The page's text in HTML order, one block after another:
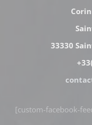
33330
[custom-facebook-